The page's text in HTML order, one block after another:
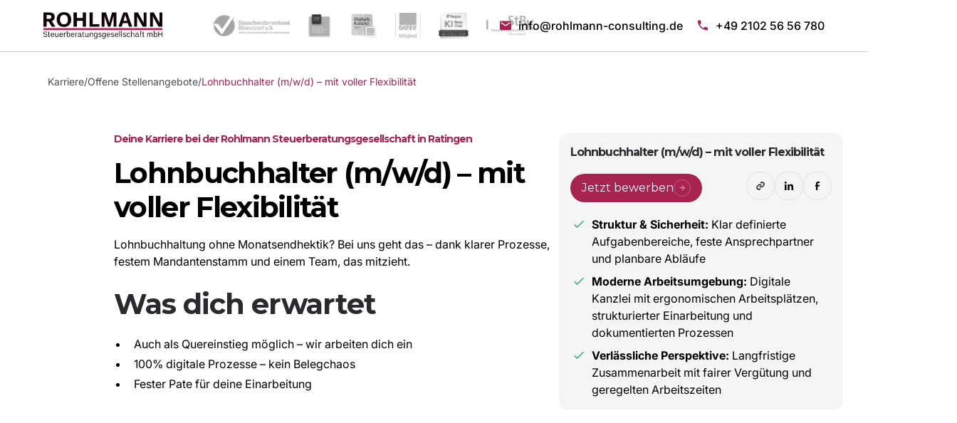
info@rohlmann-consulting.de +49 2102 56 56 780
Karriere/Offene Stellenangebote/Lohnbuchhalter (m/w/d) – mit voller Flexibilität
Deine Karriere bei der Rohlmann Steuerberatungsgesellschaft in Ratingen
Lohnbuchhalter (m/w/d) – mit
voller Flexibilität
Lohnbuchhaltung ohne Monatsendhektik? Bei uns geht das – dank klarer Prozesse,
festem Mandantenstamm und einem Team, das mitzieht.
Was dich erwartet
Auch als Quereinstieg möglich – wir arbeiten dich ein
100% digitale Prozesse – kein Belegchaos
Fester Pate für deine Einarbeitung
Lohnbuchhalter (m/w/d) – mit voller Flexibilität
Jetzt bewerben
Struktur & Sicherheit: Klar definierte
Aufgabenbereiche, feste Ansprechpartner
und planbare Abläufe
Moderne Arbeitsumgebung: Digitale
Kanzlei mit ergonomischen Arbeitsplätzen,
strukturierter Einarbeitung und
dokumentierten Prozessen
Verlässliche Perspektive: Langfristige
Zusammenarbeit mit fairer Vergütung und
geregelten Arbeitszeiten